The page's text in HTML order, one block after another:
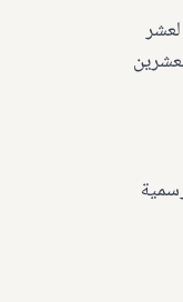
لعام 2025 ليلة السابع والعشرين